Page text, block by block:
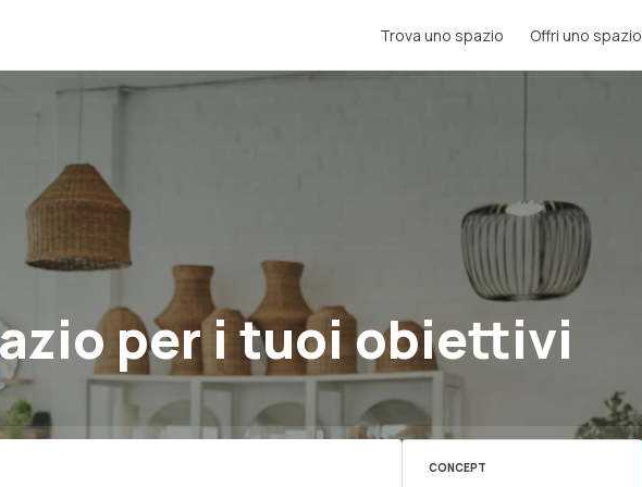
Trova uno spazio Offri uno spazio
per i tuoi obiettivi
CONCEPT